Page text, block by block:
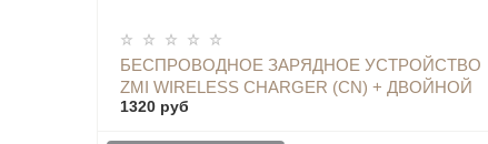
БЕСПРОВОДНОЕ ЗАРЯДНОЕ УСТРОЙСТВО
ZMI WIRELESS CHARGER (CN) + ДВОЙНОЙ
АДАПТЕР
1320 руб
ОПОВЕСТИТЬ